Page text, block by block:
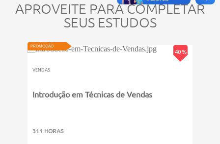
APROVEITE PARA COMPLETAR
SEUS ESTUDOS
40 %
PROMOÇÃO
VENDAS
Introdução em Técnicas de Vendas
311 HORAS